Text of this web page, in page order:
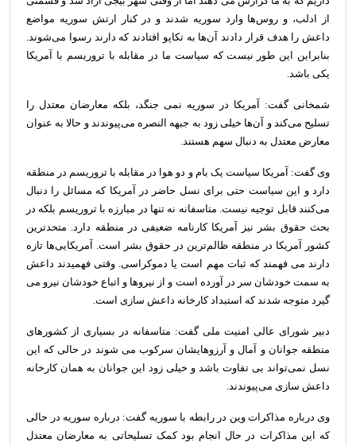
از ادلب، و روس‌ها وارد سوریه شدند و در کنار ارتش سوریه مواضع
داعش را هدف قرار دادند آن‌ها به تکاپو افتادند که دارند رسوا می‌شوند.
بنابراین این طور نیست که سیاست ما در مقابله با تروریسم با آمریکا
یکی باشد.
شمخانی گفت: آمریکا در سوریه نمی جنگد، بلکه معارضان معتدل را
تسلیح می‌کند و آن‌ها خیلی زود به جبهه النصره می‌پیوندند و حالا به عنوان
معارض معتدل به دنبال سهم هستند.
وی گفت: آمریکا سیاست یک بام و دو هوا در مقابله با تروریسم در منطقه
دارد و این سیاست حتی برای نسل حاضر در آمریکا که مسائل را دنبال
می‌کنند قابل توجیه نیست. متاسفانه نه تنها در مبارزه با تروریسم بلکه در
بحث حقوق بشر نیز آمریکا کارنامه ضعیفی در منطقه دارد. متحدترین
کشور آمریکا در منطقه ظالم‌ترین در حقوق بشر است. آمریکایی‌ها تازه
دارند می فهمند که ثبات مهم است یا دموکراسی. وقتی فهمیدند داعش
به سمت خودشان سر در آورده است و از نیروها و اتباع خودشان نیرو می
گیرد متوجه شدند که استبداد کارخانه داعش سازی است.
دبیر شورای عالی امنیت ملی گفت: متاسفانه در بسیاری از کشورهای
منطقه جوانان و آمال و آرزوهایشان سرکوب می شوند در حالی که این
نسل نمی‌تواند بی تفاوت باشد و خیلی زود این جوانان به همان کارخانه
داعش سازی می‌پیوندند.
وی درباره مذاکرات وین در رابطه با سوریه گفت: درباره سوریه در حالی
که این مذاکرات در حال انجام بود کمک تسلیحاتی به معارضان معتدل